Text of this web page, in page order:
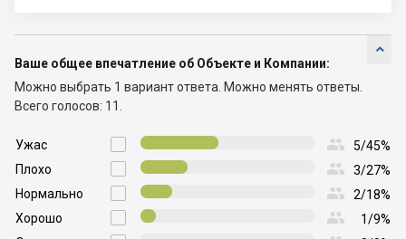

Ваше общее впечатление об Объекте и Компании:
Можно выбрать 1 вариант ответа. Можно менять ответы.
Всего голосов: 11.

Ужас  5/45%

Плохо  3/27%

Нормально  2/18%

Хорошо  1/9%